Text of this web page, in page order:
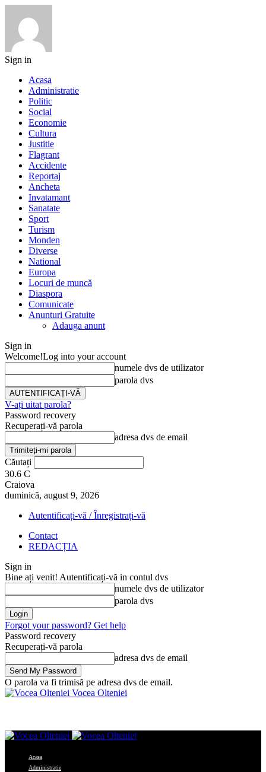
Sign in
Acasa
Administratie
Politic
Social
Economie
Cultura
Justitie
Flagrant
Accidente
Reportaj
Ancheta
Invatamant
Sanatate
Sport
Turism
Monden
Diverse
National
Europa
Locuri de muncă
Diaspora
Comunicate
Anunturi Gratuite
Adauga anunt
Sign in
Welcome!Log into your account
numele dvs de utilizator
parola dvs
V-ați uitat parola?
Password recovery
Recuperați-vă parola
adresa dvs de email
Căutați
30.6 C
Craiova
duminică, august 9, 2026
Autentificați-vă / Înregistrați-vă
Contact
REDACȚIA
Sign in
Bine ați venit! Autentificați-vă in contul dvs
numele dvs de utilizator
parola dvs
Forgot your password? Get help
Password recovery
Recuperați-vă parola
adresa dvs de email
O parola va fi trimisă pe adresa dvs de email.
Vocea Olteniei
Acasa
Administratie